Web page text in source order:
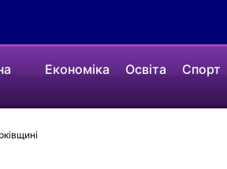
Економіка Освіта Спорт